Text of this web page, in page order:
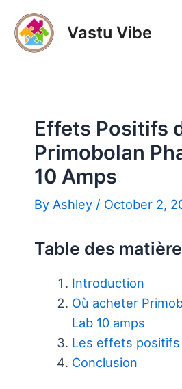
content
Vastu Vibe
Effets Positifs
Primobolan
10 Amps
By Ashley / October 2,
Table des
Introduction
Où acheter
Lab 10 amps
Les effets positifs
Conclusion